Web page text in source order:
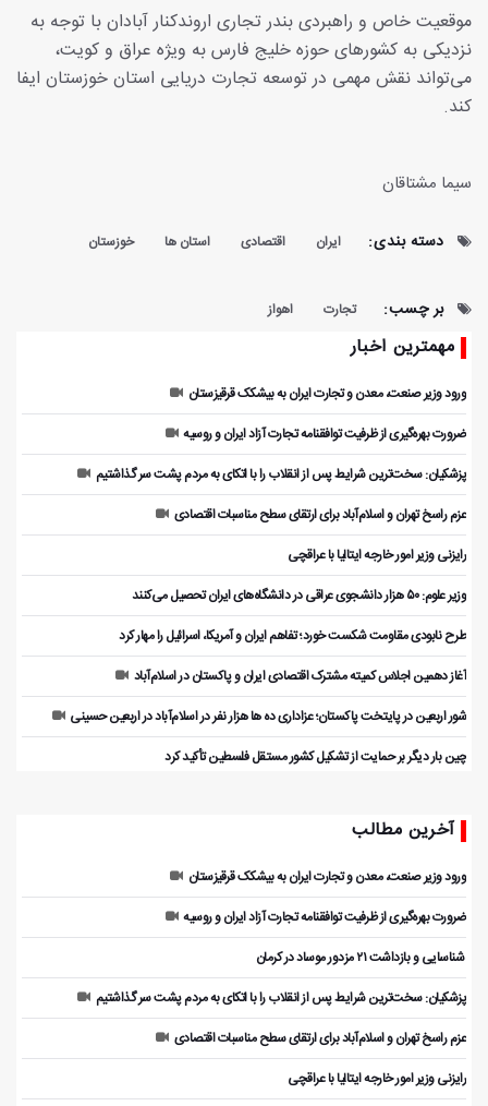
موقعیت خاص و راهبردی بندر تجاری اروندکنار آبادان با توجه به
نزدیکی به کشورهای حوزه خلیج فارس به ویژه عراق و کویت،
می‌تواند نقش مهمی در توسعه تجارت دریایی استان خوزستان ایفا
کند.
سیما مشتاقان
دسته بندی: ایران اقتصادی استان ها خوزستان
بر چسب: تجارت اهواز
مهمترین اخبار
ورود وزیر صنعت، معدن و تجارت ایران به بیشکک قرقیزستان
ضرورت بهره‌گیری از ظرفیت توافقنامه تجارت آزاد ایران و روسیه
پزشکیان: سخت‌ترین شرایط پس از انقلاب را با اتکای به مردم پشت سر گذاشتیم
عزم راسخ تهران و اسلام‌آباد برای ارتقای سطح مناسبات اقتصادی
رایزنی وزیر امور خارجه ایتالیا با عراقچی
وزیر علوم: ۵۰ هزار دانشجوی عراقی در دانشگاه‌های ایران تحصیل می‌کنند
طرح نابودی مقاومت شکست خورد؛ تفاهم ایران و آمریکا، اسرائیل را مهار کرد
آغاز دهمین اجلاس کمیته مشترک اقتصادی ایران و پاکستان در اسلام‌آباد
شور اربعین در پایتخت پاکستان؛ عزاداری ده ها هزار نفر در اسلام‌آباد در اربعین حسینی
چین بار دیگر بر حمایت از تشکیل کشور مستقل فلسطین تأکید کرد
آخرین مطالب
ورود وزیر صنعت، معدن و تجارت ایران به بیشکک قرقیزستان
ضرورت بهره‌گیری از ظرفیت توافقنامه تجارت آزاد ایران و روسیه
️ شناسایی و بازداشت ۲۱ مزدور موساد در کرمان
پزشکیان: سخت‌ترین شرایط پس از انقلاب را با اتکای به مردم پشت سر گذاشتیم
عزم راسخ تهران و اسلام‌آباد برای ارتقای سطح مناسبات اقتصادی
رایزنی وزیر امور خارجه ایتالیا با عراقچی